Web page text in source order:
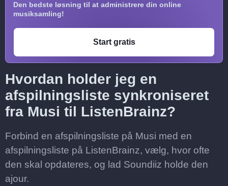
Den bedste løsning til at administrere din online
musiksamling!
Start gratis
Hvordan holder jeg en
afspilningsliste synkroniseret
fra Musi til ListenBrainz?
Forbind en afspilningsliste på Musi med en
afspilningsliste på ListenBrainz, vælg, hvor ofte
den skal opdateres, og lad Soundiiz holde den
ajour.